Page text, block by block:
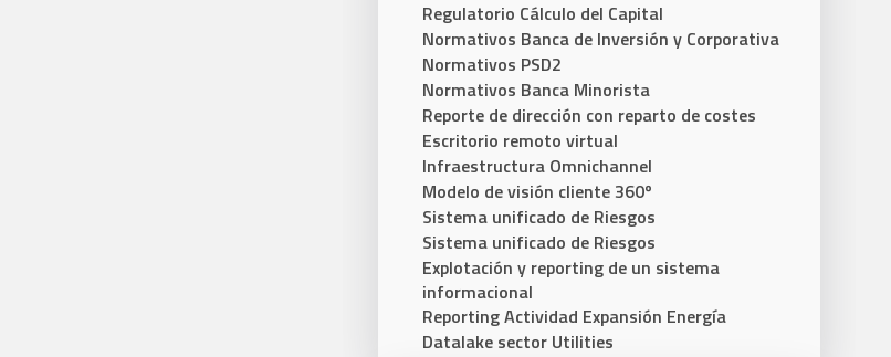
Regulatorio Cálculo del Capital
Normativos Banca de Inversión y Corporativa
Normativos PSD2
Normativos Banca Minorista
Reporte de dirección con reparto de costes
Escritorio remoto virtual
Infraestructura Omnichannel
Modelo de visión cliente 360º
Sistema unificado de Riesgos​
Sistema unificado de Riesgos
Explotación y reporting de un sistema
informacional
Reporting Actividad Expansión Energía
Datalake sector Utilities